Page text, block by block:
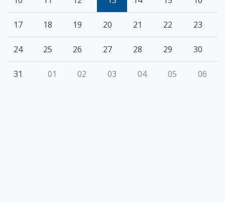
17 18 19 20 21 22 23
24 25 26 27 28 29 30
31 01 02 03 04 05 06